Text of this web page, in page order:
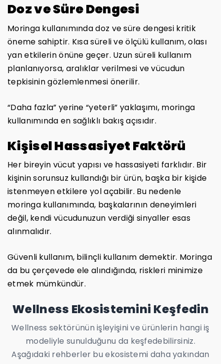
Doz ve Süre Dengesi
Moringa kullanımında doz ve süre dengesi kritik
öneme sahiptir. Kısa süreli ve ölçülü kullanım, olası
yan etkilerin önüne geçer. Uzun süreli kullanım
planlanıyorsa, aralıklar verilmesi ve vücudun
tepkisinin gözlemlenmesi önerilir.
“Daha fazla” yerine “yeterli” yaklaşımı, moringa
kullanımında en sağlıklı bakış açısıdır.
Kişisel Hassasiyet Faktörü
Her bireyin vücut yapısı ve hassasiyeti farklıdır. Bir
kişinin sorunsuz kullandığı bir ürün, başka bir kişide
istenmeyen etkilere yol açabilir. Bu nedenle
moringa kullanımında, başkalarının deneyimleri
değil, kendi vücudunuzun verdiği sinyaller esas
alınmalıdır.
Güvenli kullanım, bilinçli kullanım demektir. Moringa
da bu çerçevede ele alındığında, riskleri minimize
etmek mümkündür.
Wellness Ekosistemini Keşfedin
Wellness sektörünün işleyişini ve ürünlerin hangi iş
modeliyle sunulduğunu da keşfedebilirsiniz.
Aşağıdaki rehberler bu ekosistemi daha yakından